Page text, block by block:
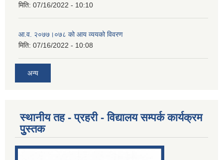
मिति: 07/16/2022 - 10:10
आ.व. २०७७।०७८ को आय व्ययको विवरण
मिति: 07/16/2022 - 10:08
अन्य
स्थानीय तह - प्रहरी - विद्यालय सम्पर्क कार्यक्रम
पुुस्तक